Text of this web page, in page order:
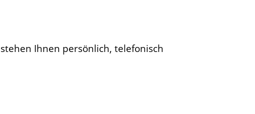
Ihnen persönlich, telefonisch